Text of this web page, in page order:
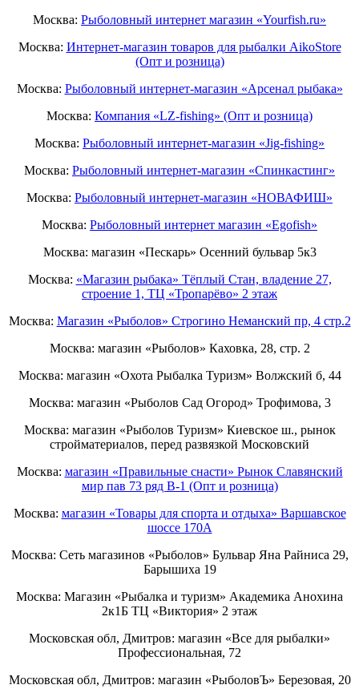
Москва: Рыболовный интернет магазин «Yourfish.ru»
Москва: Интернет-магазин товаров для рыбалки AikoStore
(Опт и розница)
Москва: Рыболовный интернет-магазин «Арсенал рыбака»
Москва: Компания «LZ-fishing» (Опт и розница)
Москва: Рыболовный интернет-магазин «Jig-fishing»
Москва: Рыболовный интернет-магазин «Спинкастинг»
Москва: Рыболовный интернет-магазин «НОВАФИШ»
Москва: Рыболовный интернет магазин «Egofish»
Москва: магазин «Пескарь» Осенний бульвар 5к3
Москва: «Магазин рыбака» Тёплый Стан, владение 27,
строение 1, ТЦ «Тропарёво» 2 этаж
Москва: Магазин «Рыболов» Строгино Неманский пр, 4 стр.2
Москва: магазин «Рыболов» Каховка, 28, стр. 2
Москва: магазин «Охота Рыбалка Туризм» Волжский б, 44
Москва: магазин «Рыболов Сад Огород» Трофимова, 3
Москва: магазин «Рыболов Туризм» Киевское ш., рынок
стройматериалов, перед развязкой Московский
Москва: магазин «Правильные снасти» Рынок Славянский
мир пав 73 ряд B-1 (Опт и розница)
Москва: магазин «Товары для спорта и отдыха» Варшавское
шоссе 170А
Москва: Сеть магазинов «Рыболов» Бульвар Яна Райниса 29,
Барышиха 19
Москва: Магазин «Рыбалка и туризм» Академика Анохина
2к1Б ТЦ «Виктория» 2 этаж
Московская обл, Дмитров: магазин «Все для рыбалки»
Профессиональная, 72
Московская обл, Дмитров: магазин «РыболовЪ» Березовая, 20